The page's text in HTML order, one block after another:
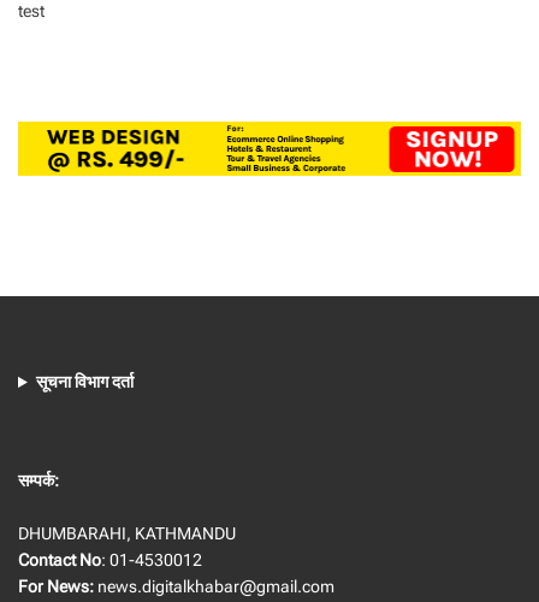
test
सूचना विभाग दर्ता
सम्पर्क:
DHUMBARAHI, KATHMANDU
Contact No: 01-4530012
For News: news.digitalkhabar@gmail.com